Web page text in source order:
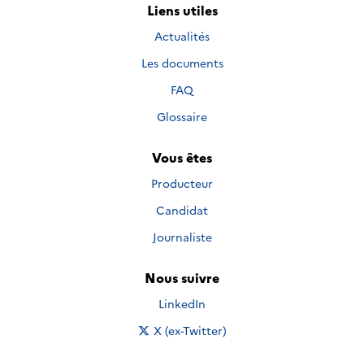
Liens utiles
Actualités
Les documents
FAQ
Glossaire
Vous êtes
Producteur
Candidat
Journaliste
Nous suivre
Nous suivre sur
LinkedIn
Nous suivre sur
X (ex-Twitter)